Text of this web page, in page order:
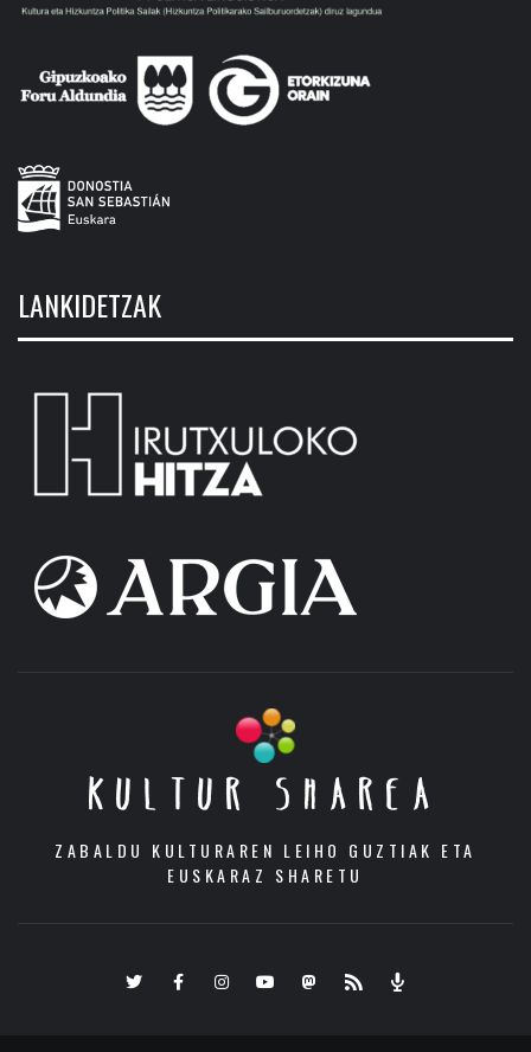
LANKIDETZAK
KULTUR SHAREA
ZABALDU KULTURAREN LEIHO GUZTIAK ETA
EUSKARAZ SHARETU
TwitterFacebookInstagramYoutubeMastodon.eus
RSS Podcast